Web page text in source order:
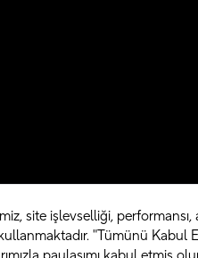
site işlevselliği,
"Tümünü Kabul